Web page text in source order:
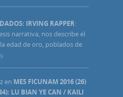
IRVING RAPPER:
narrativa, nos describe el
edad de oro, poblados de
en MES FICUNAM 2016 (26)
LU BIAN YE CAN / KAILI